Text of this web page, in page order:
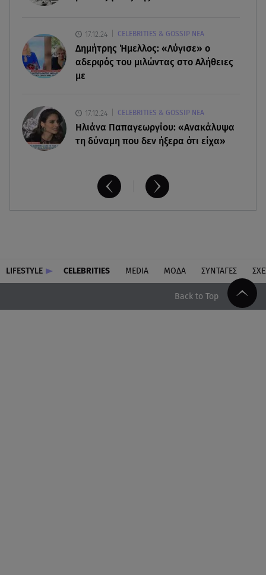
«Νταντάδες της γειτονιάς»: Πώς μπορούν οι
γιαγιάδες να πάρουν 500€ τον μήνα
17.12.24 CELEBRITIES & GOSSIP ΝΕΑ
Δημήτρης Ήμελλος: «Λύγισε» ο
αδερφός του μιλώντας στο Αλήθειες
με
17.12.24 CELEBRITIES & GOSSIP ΝΕΑ
Ηλιάνα Παπαγεωργίου: «Ανακάλυψα
τη δύναμη που δεν ήξερα ότι είχα»
LIFESTYLE CELEBRITIES MEDIA ΜΟΔΑ ΣΥΝΤΑΓΕΣ
Back to Top